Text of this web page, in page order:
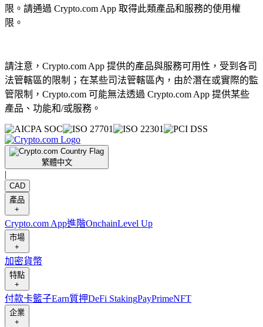
限。請通過 Crypto.com App 取得此類產品和服務的使用權
限。
請注意，Crypto.com App 提供的產品與服務可用性，受到各司
法管轄區的限制；在某些司法管轄區內，由於潛在或實際的監
管限制，Crypto.com 可能無法透過 Crypto.com App 提供某些
產品、功能和/或服務。
繁體中文
|
CAD
產品
+
Crypto.com App進階OnchainLevel Up
市場
+
加密貨幣
特點
+
付款卡籃子Earn質押DeFi StakingPayPrimeNFT
企業
+